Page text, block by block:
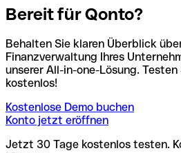
Bereit für Qonto?
Behalten Sie klaren Überblick
Finanzverwaltung Ihres
unserer All-in-one-Lösung.
kostenlos!
Kostenlose Demo buchen
Konto jetzt eröffnen
Jetzt 30 Tage kostenlos testen.